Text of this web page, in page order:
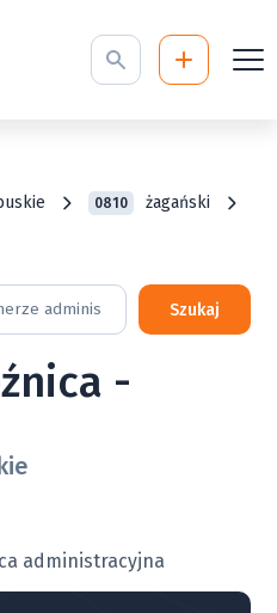
0810 żagański
Szukaj
-